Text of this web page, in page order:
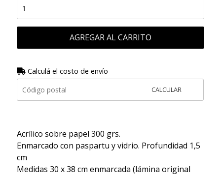
AGREGAR AL CARRITO
Calculá el costo de envío
CALCULAR
Acrílico sobre papel 300 grs.
Enmarcado con paspartu y vidrio. Profundidad 1,5
cm
Medidas 30 x 38 cm enmarcada (lámina original